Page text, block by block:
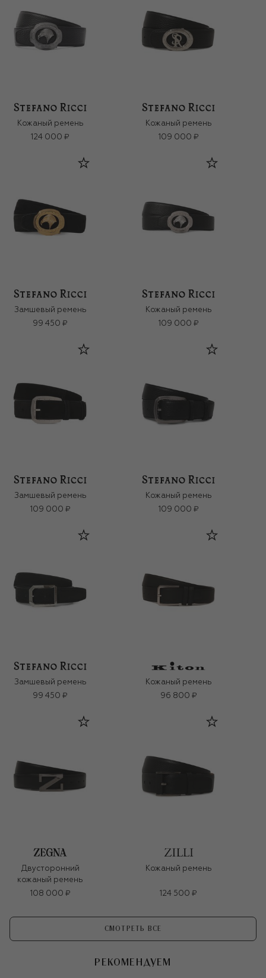
Кожаный ремень
124 000 ₽
Кожаный ремень
109 000 ₽
Замшевый ремень
99 450 ₽
Кожаный ремень
109 000 ₽
Замшевый ремень
109 000 ₽
Кожаный ремень
109 000 ₽
Замшевый ремень
99 450 ₽
Кожаный ремень
96 800 ₽
Двусторонний
кожаный ремень
108 000 ₽
Кожаный ремень
124 500 ₽
СМОТРЕТЬ ВСЕ
РЕКОМЕНДУЕМ